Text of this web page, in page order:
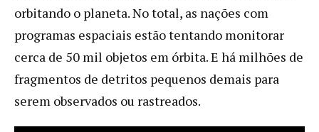
orbitando o planeta. No total, as nações com
programas espaciais estão tentando monitorar
cerca de 50 mil objetos em órbita. E há milhões de
fragmentos de detritos pequenos demais para
serem observados ou rastreados.